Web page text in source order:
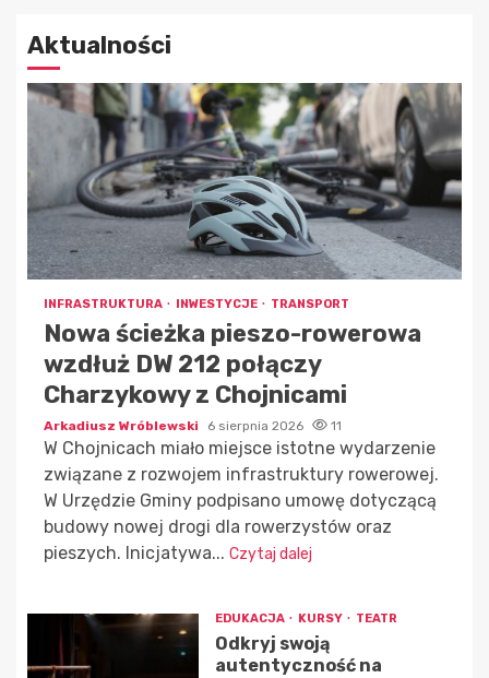
Aktualności
INFRASTRUKTURA INWESTYCJE TRANSPORT
Nowa ścieżka pieszo-rowerowa
wzdłuż DW 212 połączy
Charzykowy z Chojnicami
Arkadiusz Wróblewski 6 sierpnia 2026 11
W Chojnicach miało miejsce istotne wydarzenie
związane z rozwojem infrastruktury rowerowej.
W Urzędzie Gminy podpisano umowę dotyczącą
budowy nowej drogi dla rowerzystów oraz
pieszych. Inicjatywa... Czytaj dalej
EDUKACJA KURSY TEATR
Odkryj swoją
autentyczność na